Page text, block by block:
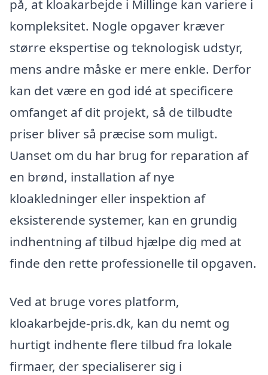
på, at kloakarbejde i Millinge kan variere i
kompleksitet. Nogle opgaver kræver
større ekspertise og teknologisk udstyr,
mens andre måske er mere enkle. Derfor
kan det være en god idé at specificere
omfanget af dit projekt, så de tilbudte
priser bliver så præcise som muligt.
Uanset om du har brug for reparation af
en brønd, installation af nye
kloakledninger eller inspektion af
eksisterende systemer, kan en grundig
indhentning af tilbud hjælpe dig med at
finde den rette professionelle til opgaven.
Ved at bruge vores platform,
kloakarbejde-pris.dk, kan du nemt og
hurtigt indhente flere tilbud fra lokale
firmaer, der specialiserer sig i